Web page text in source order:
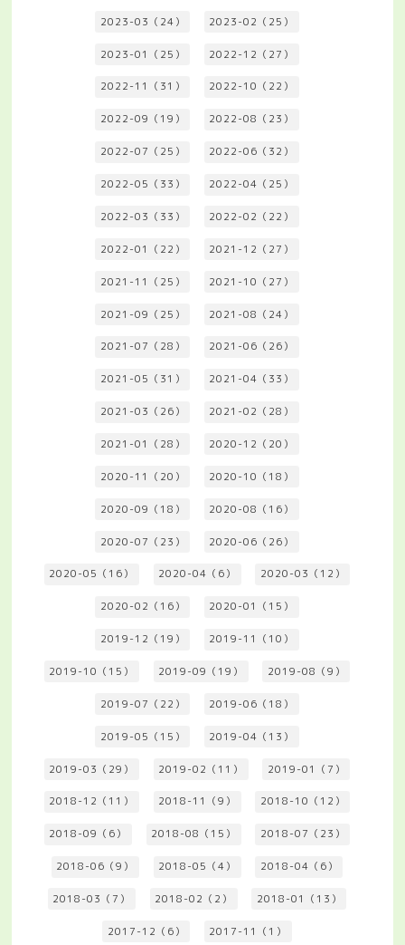
2023-03（24） 2023-02（25）
2023-01（25） 2022-12（27）
2022-11（31） 2022-10（22）
2022-09（19） 2022-08（23）
2022-07（25） 2022-06（32）
2022-05（33） 2022-04（25）
2022-03（33） 2022-02（22）
2022-01（22） 2021-12（27）
2021-11（25） 2021-10（27）
2021-09（25） 2021-08（24）
2021-07（28） 2021-06（26）
2021-05（31） 2021-04（33）
2021-03（26） 2021-02（28）
2021-01（28） 2020-12（20）
2020-11（20） 2020-10（18）
2020-09（18） 2020-08（16）
2020-07（23） 2020-06（26）
2020-05（16） 2020-04（6） 2020-03（12）
2020-02（16） 2020-01（15）
2019-12（19） 2019-11（10）
2019-10（15） 2019-09（19） 2019-08（9）
2019-07（22） 2019-06（18）
2019-05（15） 2019-04（13）
2019-03（29） 2019-02（11） 2019-01（7）
2018-12（11） 2018-11（9） 2018-10（12）
2018-09（6） 2018-08（15） 2018-07（23）
2018-06（9） 2018-05（4） 2018-04（6）
2018-03（7） 2018-02（2） 2018-01（13）
2017-12（6） 2017-11（1）